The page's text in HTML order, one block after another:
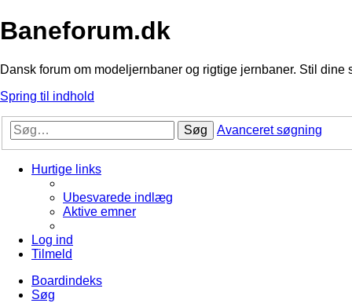
Baneforum.dk
Dansk forum om modeljernbaner og rigtige jernbaner. Stil dine
Spring til indhold
Søg Avanceret søgning
Hurtige links
Ubesvarede indlæg
Aktive emner
Log ind
Tilmeld
Boardindeks
Søg